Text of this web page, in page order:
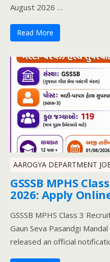
August 2026 …
Read More
AAROGYA DEPARTMENT
GSSSB MPHS
2026: Apply
GSSSB MPHS Class 3
Gaun Seva Pasandgi
released an official